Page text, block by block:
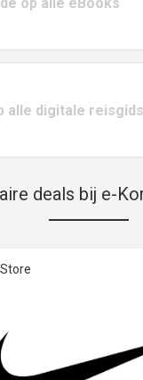
alle digitale
deals bij e-